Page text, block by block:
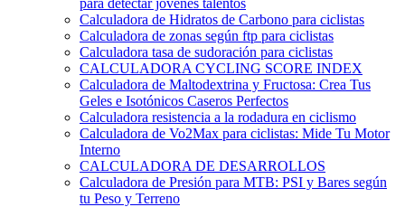
para detectar jóvenes talentos
Calculadora de Hidratos de Carbono para ciclistas
Calculadora de zonas según ftp para ciclistas
Calculadora tasa de sudoración para ciclistas
CALCULADORA CYCLING SCORE INDEX
Calculadora de Maltodextrina y Fructosa: Crea Tus
Geles e Isotónicos Caseros Perfectos
Calculadora resistencia a la rodadura en ciclismo
Calculadora de Vo2Max para ciclistas: Mide Tu Motor
Interno
CALCULADORA DE DESARROLLOS
Calculadora de Presión para MTB: PSI y Bares según
tu Peso y Terreno